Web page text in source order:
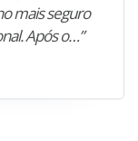
mais seguro
Após o…”